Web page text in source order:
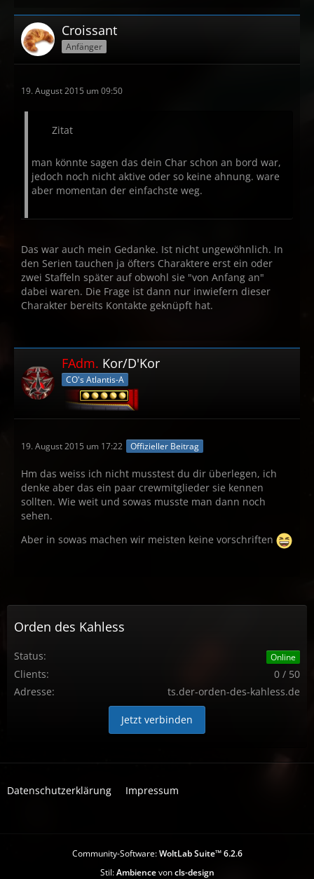
Croissant
Anfänger
19. August 2015 um 09:50
Zitat
man könnte sagen das dein Char schon an bord war,
jedoch noch nicht aktive oder so keine ahnung. ware
aber momentan der einfachste weg.
Das war auch mein Gedanke. Ist nicht ungewöhnlich. In
den Serien tauchen ja öfters Charaktere erst ein oder
zwei Staffeln später auf obwohl sie "von Anfang an"
dabei waren. Die Frage ist dann nur inwiefern dieser
Charakter bereits Kontakte geknüpft hat.
FAdm. Kor/D'Kor
CO's Atlantis-A
19. August 2015 um 17:22 Offizieller Beitrag
Hm das weiss ich nicht musstest du dir überlegen, ich
denke aber das ein paar crewmitglieder sie kennen
sollten. Wie weit und sowas musste man dann noch
sehen.
Aber in sowas machen wir meisten keine vorschriften
Orden des Kahless
Status: Online
Clients:
0 / 50
Adresse:
ts.der-orden-des-kahless.de
Jetzt verbinden
Datenschutzerklärung Impressum
Community-Software:WoltLab Suite™ 6.2.6
Stil:Ambiencevoncls-design